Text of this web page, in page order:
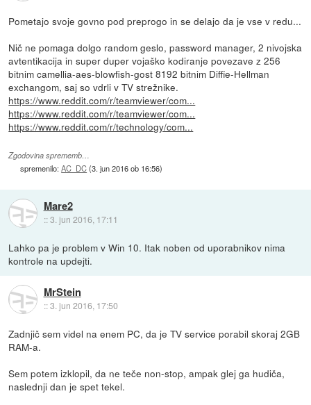
Pometajo svoje govno pod preprogo in se delajo da je vse v redu...
Nič ne pomaga dolgo random geslo, password manager, 2 nivojska
avtentikacija in super duper vojaško kodiranje povezave z 256
bitnim camellia-aes-blowfish-gost 8192 bitnim Diffie-Hellman
exchangom, saj so vdrli v TV strežnike.
https://www.reddit.com/r/teamviewer/com...
https://www.reddit.com/r/teamviewer/com...
https://www.reddit.com/r/technology/com...
Zgodovina sprememb…
spremenilo:AC_DC(3. jun 2016 ob 16:56)
Mare2
::3. jun 2016, 17:11
Lahko pa je problem v Win 10. Itak noben od uporabnikov nima
kontrole na updejti.
MrStein
::3. jun 2016, 17:50
Zadnjič sem videl na enem PC, da je TV service porabil skoraj 2GB
RAM-a.
Sem potem izklopil, da ne teče non-stop, ampak glej ga hudiča,
naslednji dan je spet tekel.